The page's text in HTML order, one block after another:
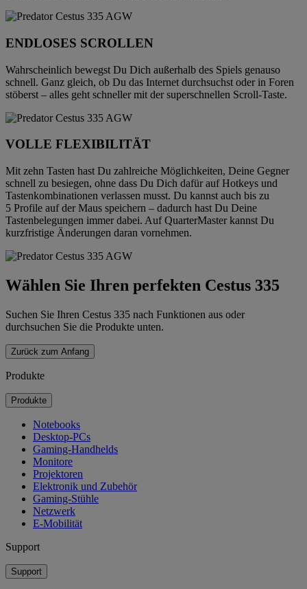
ENDLOSES SCROLLEN
Wahrscheinlich bewegst Du Dich außerhalb des Spiels genauso
schnell. Ganz gleich, ob Du das Internet durchsuchst oder in Foren
stöberst – alles geht schneller mit der superschnellen Scroll-Taste.
VOLLE FLEXIBILITÄT
Mit zehn Tasten hast Du zahlreiche Möglichkeiten, Deine Gegner
schnell zu besiegen, ohne dass Du Dich dafür auf Hotkeys und
Tastenkombinationen verlassen musst. Du kannst auch bis zu
5 Profile auf der Maus speichern – dadurch hast Du Deine
Tastenbelegungen immer dabei. Auf QuarterMaster kannst Du
kurzfristige Änderungen daran vornehmen.
Wählen Sie Ihren perfekten Cestus 335
Suchen Sie Ihren Cestus 335 nach Funktionen aus oder
durchsuchen Sie die Produkte unten.
Zurück zum Anfang
Produkte
Produkte
Notebooks
Desktop-PCs
Gaming-Handhelds
Monitore
Projektoren
Elektronik und Zubehör
Gaming-Stühle
Netzwerk
E-Mobilität
Support
Support